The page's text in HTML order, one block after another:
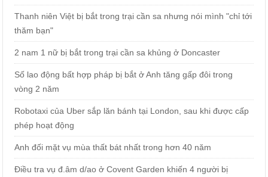
Thanh niên Việt bị bắt trong trại cần sa nhưng nói mình "chỉ tới
thăm bạn"
2 nam 1 nữ bị bắt trong trại cần sa khủng ở Doncaster
Số lao động bất hợp pháp bị bắt ở Anh tăng gấp đôi trong
vòng 2 năm
Robotaxi của Uber sắp lăn bánh tại London, sau khi được cấp
phép hoạt động
Anh đối mặt vụ mùa thất bát nhất trong hơn 40 năm
Điều tra vụ đ.âm d/ao ở Covent Garden khiến 4 người bị